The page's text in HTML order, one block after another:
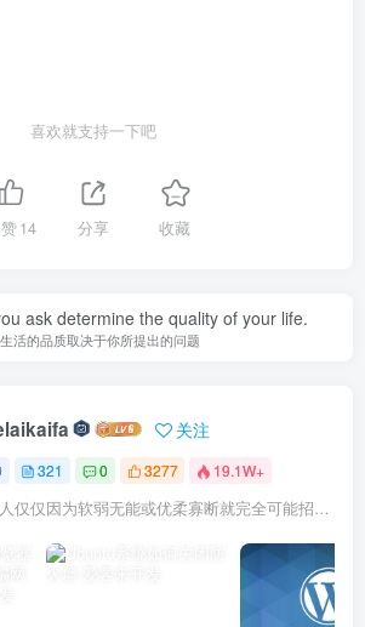
喜欢就支持一下吧
14 分享 收藏
ask determine the quality of your life.
活的品质取决于你所提出的问题
关注
321 0 3277 19.1W+
一个人仅仅因为软弱无能或优柔寡断就完全可能招致痛苦